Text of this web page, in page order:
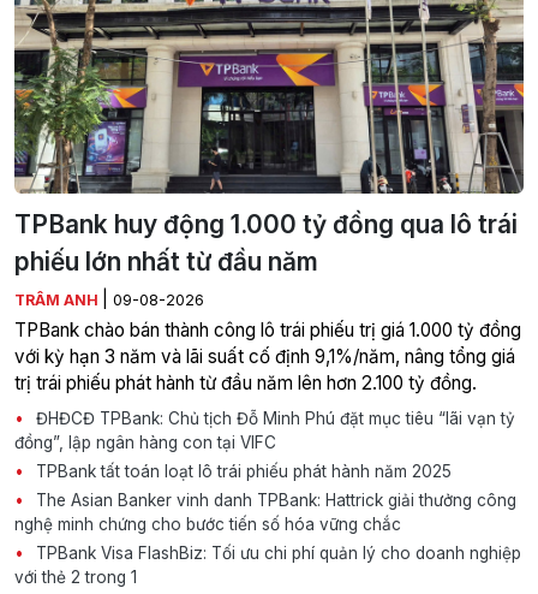
TPBank huy động 1.000 tỷ đồng qua lô trái
phiếu lớn nhất từ đầu năm
TRÂM ANH 09-08-2026
TPBank chào bán thành công lô trái phiếu trị giá 1.000 tỷ đồng
với kỳ hạn 3 năm và lãi suất cố định 9,1%/năm, nâng tổng giá
trị trái phiếu phát hành từ đầu năm lên hơn 2.100 tỷ đồng.
ĐHĐCĐ TPBank: Chủ tịch Đỗ Minh Phú đặt mục tiêu “lãi vạn tỷ
đồng”, lập ngân hàng con tại VIFC
TPBank tất toán loạt lô trái phiếu phát hành năm 2025
The Asian Banker vinh danh TPBank: Hattrick giải thưởng công
nghệ minh chứng cho bước tiến số hóa vững chắc
TPBank Visa FlashBiz: Tối ưu chi phí quản lý cho doanh nghiệp
với thẻ 2 trong 1